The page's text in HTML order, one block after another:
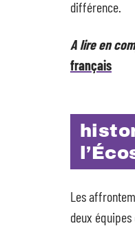
différence.
A lire en
français
Les
deux